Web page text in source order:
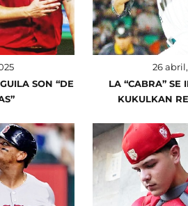
SON “DE
26
LA “CABRA” SE
KUKULKAN